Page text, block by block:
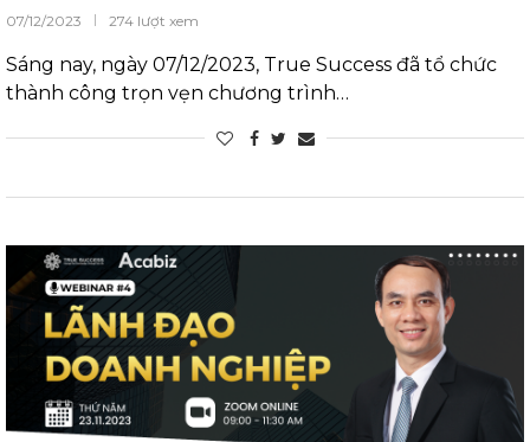
07/12/2023 274 lượt xem
Sáng nay, ngày 07/12/2023, True Success đã tổ chức
thành công trọn vẹn chương trình…